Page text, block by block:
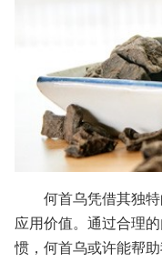
何首乌凭借其独
应用价值。通过合理
惯，何首乌或许能帮